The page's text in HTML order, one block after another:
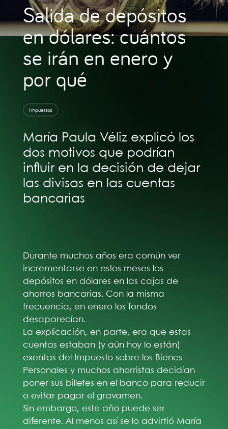
Salida de depósitos
en dólares: cuántos
se irán en enero y
por qué
Impuestos
María Paula Véliz explicó los
dos motivos que podrían
influir en la decisión de dejar
las divisas en las cuentas
bancarias
Durante muchos años era común ver
incrementarse en estos meses los
depósitos en dólares en las cajas de
ahorros bancarias. Con la misma
frecuencia, en enero los fondos
desaparecían.
La explicación, en parte, era que estas
cuentas estaban (y aún hoy lo están)
exentas del Impuesto sobre los Bienes
Personales y muchos ahorristas decidían
poner sus billetes en el banco para reducir
o evitar pagar el gravamen.
Sin embargo, este año puede ser
diferente. Al menos así se lo advirtió María